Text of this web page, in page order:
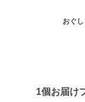
おぐ
1個お届け